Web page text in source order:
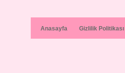
Anasayfa Gizlilik Politikası